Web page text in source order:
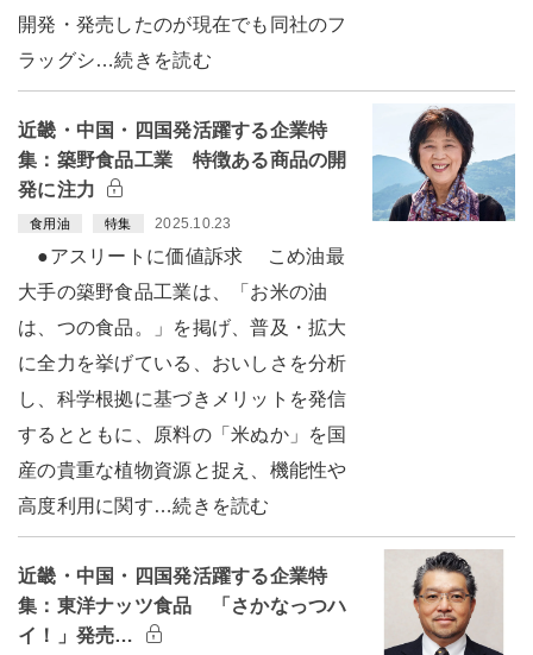
開発・発売したのが現在でも同社のフ
ラッグシ…続きを読む
近畿・中国・四国発活躍する企業特
集：築野食品工業 特徴ある商品の開
発に注力
食用油 特集 2025.10.23
●アスリートに価値訴求 こめ油最
大手の築野食品工業は、「お米の油
は、つの食品。」を掲げ、普及・拡大
に全力を挙げている、おいしさを分析
し、科学根拠に基づきメリットを発信
するとともに、原料の「米ぬか」を国
産の貴重な植物資源と捉え、機能性や
高度利用に関す…続きを読む
近畿・中国・四国発活躍する企業特
集：東洋ナッツ食品 「さかなっつハ
イ！」発売…